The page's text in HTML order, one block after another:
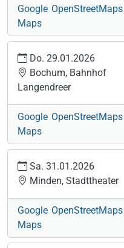
Google
Maps
OpenStreetMaps
Do. 29.01.2026
Bochum, Bahnhof
Langendreer
Google
Maps
OpenStreetMaps
Sa. 31.01.2026
Minden, Stadttheater
Google
Maps
OpenStreetMaps